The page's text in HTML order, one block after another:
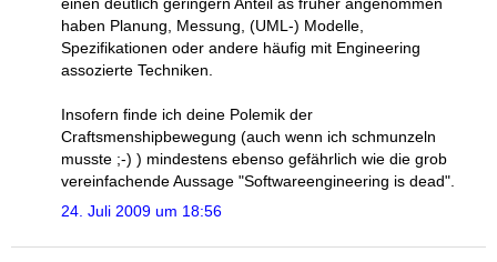
haben Planung, Messung, (UML-) Modelle,
Spezifikationen oder andere häufig mit Engineering
assozierte Techniken.
Insofern finde ich deine Polemik der
Craftsmenshipbewegung (auch wenn ich schmunzeln
musste ;-) ) mindestens ebenso gefährlich wie die grob
vereinfachende Aussage "Softwareengineering is dead".
24. Juli 2009 um 18:56